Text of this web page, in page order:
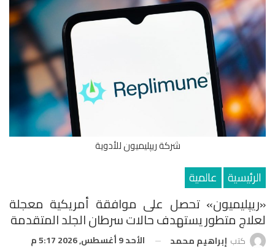
شركة ريپليميون للأدوية
الرئيسية عالمية
«ريپليميون» تحصل على موافقة أمريكية معجلة
لعلاج متطور يستهدف حالات سرطان الجلد المتقدمة
كتب إبراهيم محمد الأحد 9 أغسطس, 2026 5:17 م